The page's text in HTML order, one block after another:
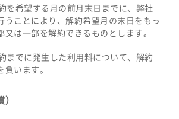
を希望する月の前月末日までに、弊社
うことにより、解約希望月の末日をもっ
又は一部を解約できるものとします。
までに発生した利用料について、解約
負います。